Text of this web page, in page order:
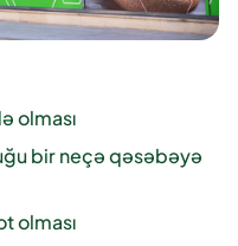
olması
bir neçə qəsəbəyə
olması